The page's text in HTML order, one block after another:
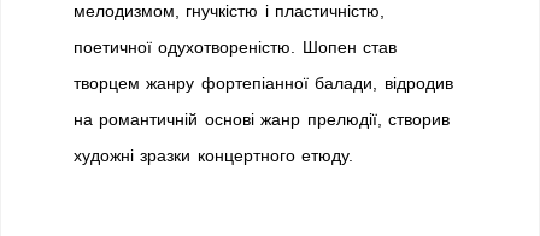
мелодизмом, гнучкістю і пластичністю,
поетичної одухотвореністю. Шопен став
творцем жанру фортепіанної балади, відродив
на романтичній основі жанр прелюдії, створив
художні зразки концертного етюду.